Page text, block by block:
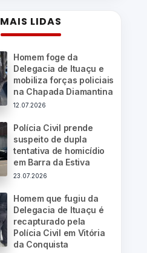
MAIS LIDAS
Homem foge da
Delegacia de Ituaçu e
mobiliza forças policiais
na Chapada Diamantina
12.07.2026
Polícia Civil prende
suspeito de dupla
tentativa de homicídio
em Barra da Estiva
23.07.2026
Homem que fugiu da
Delegacia de Ituaçu é
recapturado pela
Polícia Civil em Vitória
da Conquista